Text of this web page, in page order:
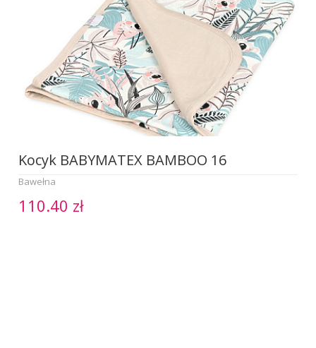
Kocyk BABYMATEX BAMBOO 16
Bawełna
110.40 zł